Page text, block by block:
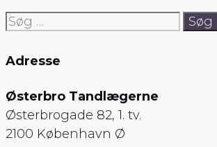
Søg
Adresse
Østerbro Tandlægerne
Østerbrogade 82, 1. tv.
2100 København Ø